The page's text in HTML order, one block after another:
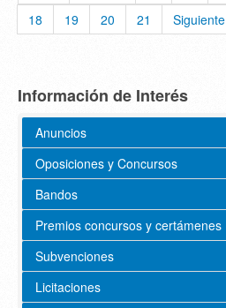
18
19 20 21 Siguiente
Información de Interés
Anuncios
Oposiciones y Concursos
Bandos
Premios concursos y certámenes
Subvenciones
Licitaciones